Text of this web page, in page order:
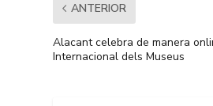
ANTERIOR
Alacant celebra de manera
Internacional dels Museus